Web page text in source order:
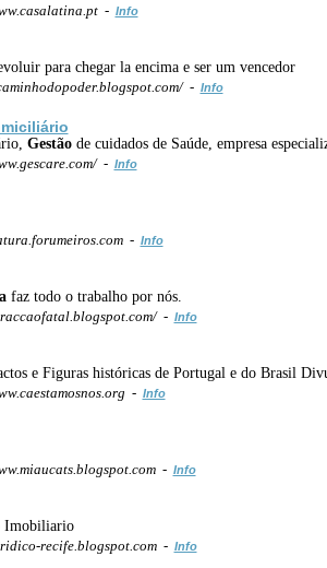
- Info
para chegar la encima e ser um vencedor
- Info
Gestãode cuidados de Saúde, empresa
- Info
- Info
faz todo o trabalho por nós.
- Info
e Figuras históricas de Portugal e do Brasil
- Info
- Info
Imobiliario
recife.blogspot.com - Info